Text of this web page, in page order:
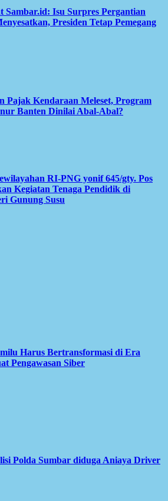
Sambar.id: Isu Surpres Pergantian
Presiden Tetap Pemegang
Pajak Kendaraan Meleset, Program
Banten Dinilai Abal-Abal?
RI-PNG yonif 645/gty. Pos
Kegiatan Tenaga Pendidik di
Gunung Susu
Harus Bertransformasi di Era
Pengawasan Siber
Polda Sumbar diduga Aniaya Driver